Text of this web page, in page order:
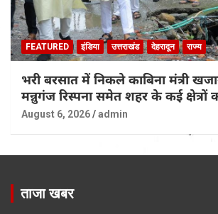
FEATURED इंडिया उत्तराखंड देहरादून राज्य
भरी बरसात में निकले काबिना मंत्री
मन्नुगंज रिस्पना समेत शहर के कई क्षेत्रों
August 6, 2026 admin
ताजा खबर